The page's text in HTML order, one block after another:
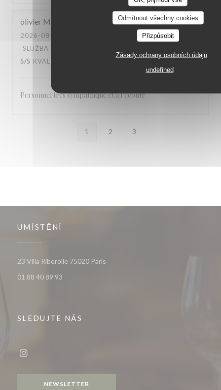
Odmítnout všechny cookies
Přizpůsobit
Zásady ochrany osobních údajů
undefined
olivier M
2026-08-04
SLUŽBA
5/5 KVALITA / CENA
Personnel très sympathique et à l’ecoute
1 2 3
UMÍSTĚNÍ
23 Villa Riberolle 75020 Paris
01 88 40 89 93
SLEDUJTE NÁS
NEWSLETTER